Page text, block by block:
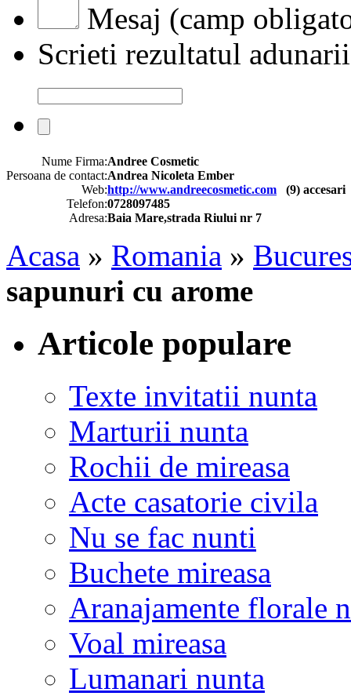
Mesaj (camp
Scrieti rezultatul adunarii
Nume Firma:Andree Cosmetic
Persoana de contact:Andrea Nicoleta Ember
Web:http://www.andreecosmetic.com (9) accesari
Telefon:0728097485
Adresa:Baia Mare,strada Riului nr 7
Acasa » Romania »
sapunuri cu arome
Articole populare
Texte invitatii nunta
Marturii nunta
Rochii de mireasa
Acte casatorie civila
Nu se fac nunti
Buchete mireasa
Aranajamente florale
Voal mireasa
Lumanari nunta